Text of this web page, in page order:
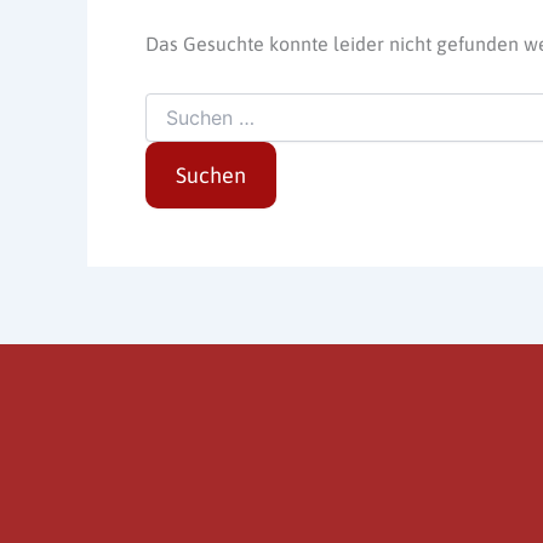
Das Gesuchte konnte leider nicht gefunden